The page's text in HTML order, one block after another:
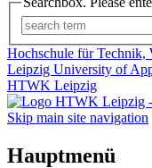
Hochschule für
Leipzig University of
HTWK Leipzig
Skip main site navigation
Hauptmenü